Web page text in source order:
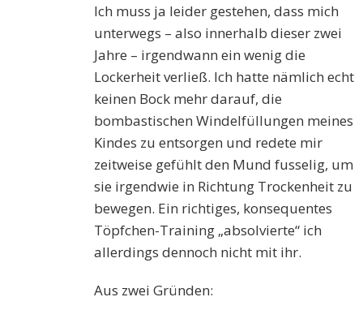
Ich muss ja leider gestehen, dass mich
unterwegs – also innerhalb dieser zwei
Jahre – irgendwann ein wenig die
Lockerheit verließ. Ich hatte nämlich echt
keinen Bock mehr darauf, die
bombastischen Windelfüllungen meines
Kindes zu entsorgen und redete mir
zeitweise gefühlt den Mund fusselig, um
sie irgendwie in Richtung Trockenheit zu
bewegen. Ein richtiges, konsequentes
Töpfchen-Training „absolvierte“ ich
allerdings dennoch nicht mit ihr.
Aus zwei Gründen: